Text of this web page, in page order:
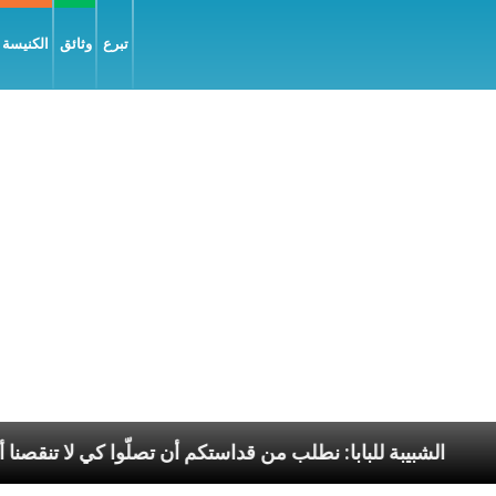
وثائق تبرع
الشبيبة للبابا: نطلب من قداستكم أن تصلّوا السّلام